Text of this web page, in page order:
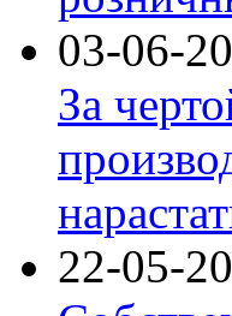
03-06-
За
22-05-